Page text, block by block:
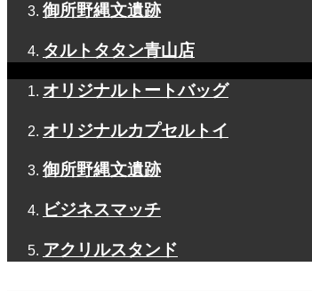
御所野縄文遺跡
タルトタタン青山店
オリジナルトートバッグ
オリジナルカプセルトイ
御所野縄文遺跡
ビジネスマッチ
アクリルスタンド